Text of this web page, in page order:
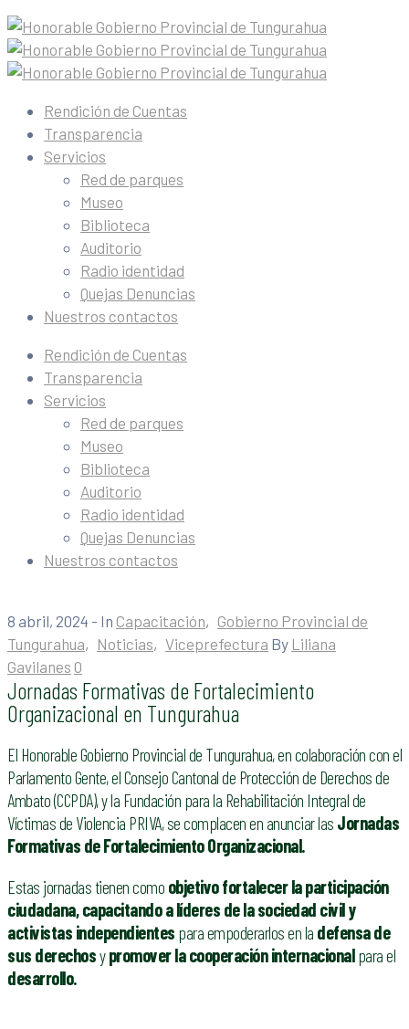
Rendición de Cuentas
Transparencia
Servicios
Red de parques
Museo
Biblioteca
Auditorio
Radio identidad
Quejas Denuncias
Nuestros contactos
Rendición de Cuentas
Transparencia
Servicios
Red de parques
Museo
Biblioteca
Auditorio
Radio identidad
Quejas Denuncias
Nuestros contactos
8 abril, 2024 - In Capacitación‚ Gobierno Provincial de
Tungurahua‚ Noticias‚ Viceprefectura By Liliana
Gavilanes 0
Jornadas Formativas de Fortalecimiento
Organizacional en Tungurahua
El Honorable Gobierno Provincial de Tungurahua, en colaboración con el
Parlamento Gente, el Consejo Cantonal de Protección de Derechos de
Ambato (CCPDA), y la Fundación para la Rehabilitación Integral de
Víctimas de Violencia PRIVA, se complacen en anunciar las Jornadas
Formativas de Fortalecimiento Organizacional.
Estas jornadas tienen como objetivo fortalecer la participación
ciudadana, capacitando a líderes de la sociedad civil y
activistas independientes para empoderarlos en la defensa de
sus derechosypromover la cooperación internacionalpara el
desarrollo.